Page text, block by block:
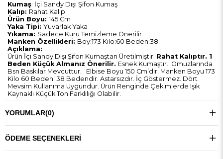
Kumaş: İçi Sandy Dışı Şifon Kumaş
Kalıp: Rahat Kalıp
Ürün Boyu: 145 Cm
Yaka Tipi: Yuvarlak Yaka
Yıkama: Sadece Kuru Temizleme Önerilir.
Manken Özellikleri: Boy:173 Kilo:60 Beden:38
Açıklama:
Ürün İçi Sandy Dışı Şifon Kumaştan Üretilmiştir. Rahat Kalıptır. 1
Beden Küçük Almanız Önerilir. Esnek Kumaştır. Omuzlarında
Bsn Baskılar Mevcuttur. Elbise Boyu 150 Cm’dir. Manken Boyu 173
Kilo 60 Bedeni 38 Bedendir. Astarsızdır. İç Göstermez. Dört
Mevsim Kullanıma Uygundur. Ürün Renginde Çekimlerde Işık
Kaynaklı Küçük Ton Farklılığı Olabilir.
YORUMLAR(0)
ÖDEME SEÇENEKLERI